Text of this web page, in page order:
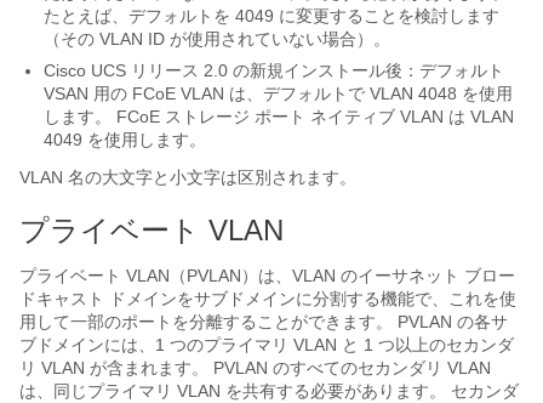
たとえば、デフォルトを 4049 に変更することを検討します
（その VLAN ID が使用されていない場合）。
Cisco UCS リリース 2.0 の新規インストール後：デフォルト
VSAN 用の FCoE VLAN は、デフォルトで VLAN 4048 を使用
します。 FCoE ストレージ ポート ネイティブ VLAN は VLAN
4049 を使用します。
VLAN 名の大文字と小文字は区別されます。
プライベート VLAN
プライベート VLAN（PVLAN）は、VLAN のイーサネット ブロー
ドキャスト ドメインをサブドメインに分割する機能で、これを使
用して一部のポートを分離することができます。 PVLAN の各サ
ブドメインには、1 つのプライマリ VLAN と 1 つ以上のセカンダ
リ VLAN が含まれます。 PVLAN のすべてのセカンダリ VLAN
は、同じプライマリ VLAN を共有する必要があります。 セカンダ